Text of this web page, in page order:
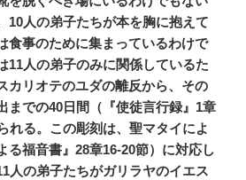
10人の弟子たちが本を胸に抱えて
食事のために集まっているわけで
11人の弟子のみに関係しているた
カリオテのユダの離反から、その
までの40日間（『使徒言行録』1章
れる。この彫刻は、聖マタイによ
る福音書』28章16-20節）に対応し
人の弟子たちがガリラヤのイエス